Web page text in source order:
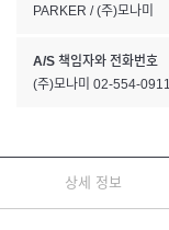
PARKER / (주)모나미
A/S 책임자와 전화번호
(주)모나미 02-554-0911
상세 정보